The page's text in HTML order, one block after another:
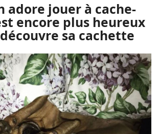
adore jouer à cache-
encore plus heureux
sa cachette